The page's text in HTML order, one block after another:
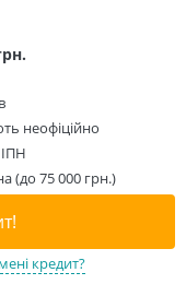
неофіційно
(до 75 000 грн.)
кредит?